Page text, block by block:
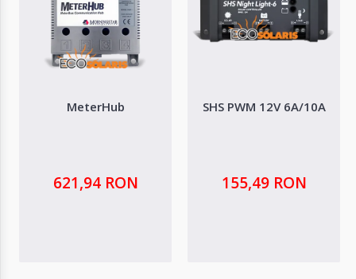
MeterHub
621,94 RON
SHS PWM 12V 6A/10A
155,49 RON